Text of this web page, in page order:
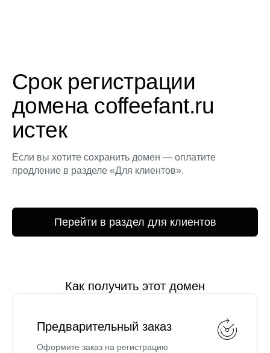
Срок регистрации
домена coffeefant.ru
истек
Если вы хотите сохранить домен — оплатите
продление в разделе «Для клиентов».
Перейти в раздел для клиентов
Как получить этот домен
Предварительный заказ
Оформите заказ на регистрацию